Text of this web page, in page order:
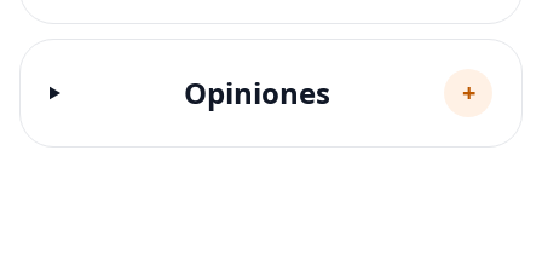
Opiniones +